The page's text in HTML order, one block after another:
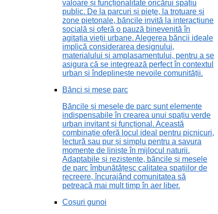
valoare și funcționalitate oricărui spațiu
public. De la parcuri și piețe, la trotuare și
zone pietonale, băncile invită la interacțiune
socială și oferă o pauză binevenită în
agitația vieții urbane. Alegerea băncii ideale
implică considerarea designului,
materialului și amplasamentului, pentru a se
asigura că se integrează perfect în contextul
urban și îndeplinește nevoile comunității.
Bănci și mese parc
Băncile și mesele de parc sunt elemente
indispensabile în crearea unui spațiu verde
urban invitant și funcțional. Această
combinație oferă locul ideal pentru picnicuri,
lectură sau pur și simplu pentru a savura
momente de liniște în mijlocul naturii.
Adaptabile și rezistente, băncile și mesele
de parc îmbunătățesc calitatea spațiilor de
recreere, încurajând comunitatea să
petreacă mai mult timp în aer liber.
Coșuri gunoi